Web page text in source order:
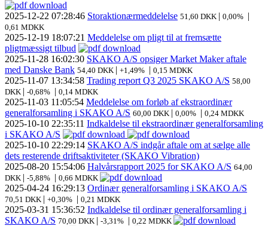
2025-12-22 07:28:46 Storaktionærmeddelelse 51,60 DKK | 0,00% |
0,61 MDKK
2025-12-19 18:07:21 Meddelelse om pligt til at fremsætte
pligtmæssigt tilbud
2025-11-28 16:02:30 SKAKO A/S opsiger Market Maker aftale
med Danske Bank 54,40 DKK | +1,49% | 0,15 MDKK
2025-11-07 13:34:58 Trading report Q3 2025 SKAKO A/S 58,00
DKK | -0,68% | 0,14 MDKK
2025-11-03 11:05:54 Meddelelse om forløb af ekstraordinær
generalforsamling i SKAKO A/S 60,00 DKK | 0,00% | 0,24 MDKK
2025-10-10 22:35:11 Indkaldelse til ekstraordinær generalforsamling
i SKAKO A/S
2025-10-10 22:29:14 SKAKO A/S indgår aftale om at sælge alle
dets resterende driftsaktiviteter (SKAKO Vibration)
2025-08-20 15:54:06 Halvårsrapport 2025 for SKAKO A/S 64,00
DKK | -5,88% | 0,66 MDKK
2025-04-24 16:29:13 Ordinær generalforsamling i SKAKO A/S
70,51 DKK | +0,30% | 0,21 MDKK
2025-03-31 15:36:52 Indkaldelse til ordinær generalforsamling i
SKAKO A/S 70,00 DKK | -3,31% | 0,22 MDKK